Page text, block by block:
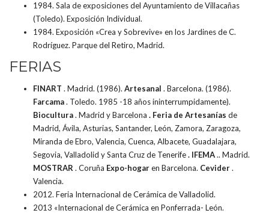
1984. Sala de exposiciones del Ayuntamiento de Villacañas
(Toledo). Exposición Individual.
1984. Exposición «Crea y Sobrevive» en los Jardines de C.
Rodríguez. Parque del Retiro, Madrid.
FERIAS
FINART . Madrid. (1986). Artesanal . Barcelona. (1986).
Farcama. Toledo. 1985 -18 años ininterrumpidamente).
Biocultura. Madrid y Barcelona . Feria de Artesanías de
Madrid, Ávila, Asturias, Santander, León, Zamora, Zaragoza,
Miranda de Ebro, Valencia, Cuenca, Albacete, Guadalajara,
Segovia, Valladolid y Santa Cruz de Tenerife. IFEMA.. Madrid.
MOSTRAR . Coruña Expo-hogaren Barcelona. Cevider.
Valencia.
2012. Feria Internacional de Cerámica de Valladolid.
2013 «Internacional de Cerámica en Ponferrada- León.